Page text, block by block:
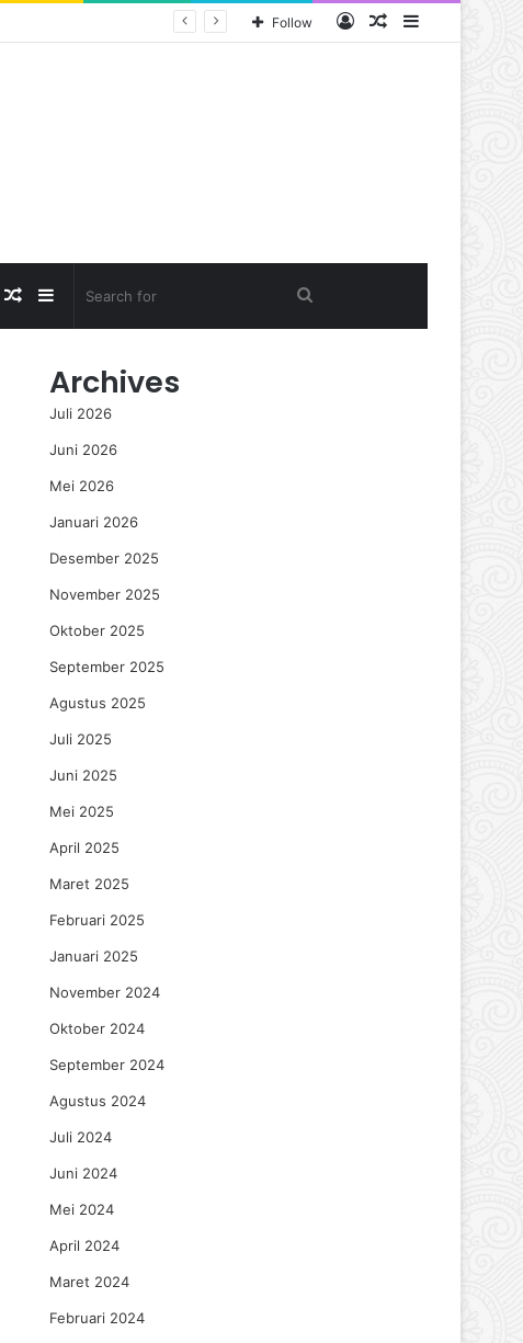
Random
Log
Follow
Search
Sidebar
Random
Archives
Juli 2026
Juni 2026
Mei 2026
Januari 2026
Desember 2025
November 2025
Oktober 2025
September 2025
Agustus 2025
Juli 2025
Juni 2025
Mei 2025
April 2025
Maret 2025
Februari 2025
Januari 2025
November 2024
Oktober 2024
September 2024
Agustus 2024
Juli 2024
Juni 2024
Mei 2024
April 2024
Maret 2024
Februari 2024